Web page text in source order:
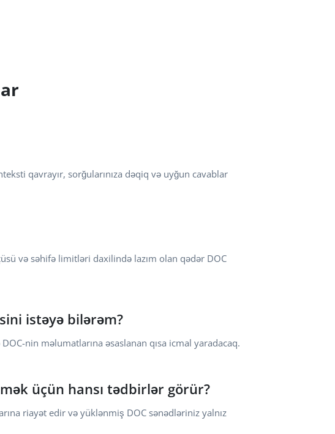
qavrayır, sorğularınıza dəqiq və uyğun cavablar
və səhifə limitləri daxilində lazım olan qədər DOC
istəyə bilərəm?
nin məlumatlarına əsaslanan qısa icmal yaradacaq.
üçün hansı tədbirlər görür?
riayət edir və yüklənmiş DOC sənədləriniz yalnız